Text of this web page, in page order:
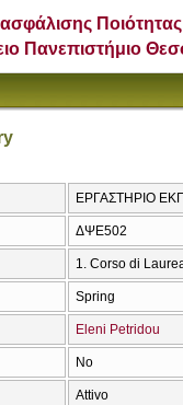
Ποιότητας
Πανεπιστήμιο
ΕΡΓΑΣΤΗΡΙΟ
ΔΨΕ502
1. Corso di
Spring
Eleni Petridou
No
Attivo